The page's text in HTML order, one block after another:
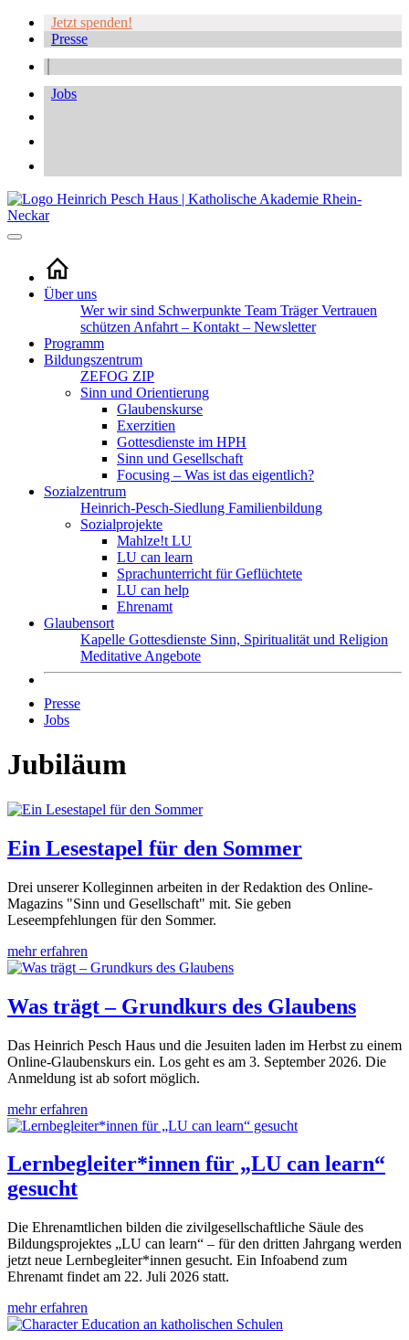
Jetzt spenden!
Presse
Jobs
Über uns
Wer wir sind Schwerpunkte Team TrägerVertrauen
schützen Anfahrt – Kontakt – Newsletter
Programm
Bildungszentrum
ZEFOG ZIP
Sinn und Orientierung
Glaubenskurse
Exerzitien
Gottesdienste im HPH
Sinn und Gesellschaft
Focusing – Was ist das eigentlich?
Sozialzentrum
Heinrich-Pesch-Siedlung Familienbildung
Sozialprojekte
Mahlze!t LU
LU can learn
Sprachunterricht für Geflüchtete
LU can help
Ehrenamt
Glaubensort
Kapelle Gottesdienste Sinn, Spiritualität und Religion
Meditative Angebote
Presse
Jobs
Jubiläum
Ein Lesestapel für den Sommer
Drei unserer Kolleginnen arbeiten in der Redaktion des Online-
Magazins "Sinn und Gesellschaft" mit. Sie geben
Leseempfehlungen für den Sommer.
mehr erfahren
Was trägt – Grundkurs des Glaubens
Das Heinrich Pesch Haus und die Jesuiten laden im Herbst zu einem
Online-Glaubenskurs ein. Los geht es am 3. September 2026. Die
Anmeldung ist ab sofort möglich.
mehr erfahren
Lernbegleiter*innen für „LU can learn“
gesucht
Die Ehrenamtlichen bilden die zivilgesellschaftliche Säule des
Bildungsprojektes „LU can learn“ – für den dritten Jahrgang werden
jetzt neue Lernbegleiter*innen gesucht. Ein Infoabend zum
Ehrenamt findet am 22. Juli 2026 statt.
mehr erfahren